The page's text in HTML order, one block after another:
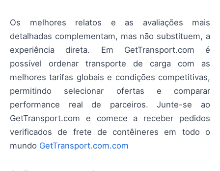
Os melhores relatos e as avaliações mais
detalhadas complementam, mas não substituem, a
experiência direta. Em GetTransport.com é
possível ordenar transporte de carga com as
melhores tarifas globais e condições competitivas,
permitindo selecionar ofertas e comparar
performance real de parceiros. Junte-se ao
GetTransport.com e comece a receber pedidos
verificados de frete de contêineres em todo o
mundo GetTransport.com.com